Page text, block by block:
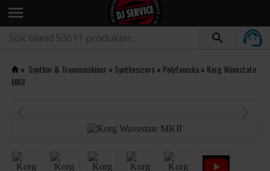
menu
» Synthar & Trummaskiner» Synthesizers » Polyfoniska» Korg Wavestate
MKII